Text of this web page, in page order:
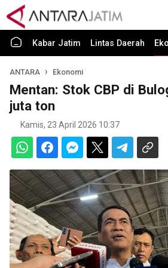
Kabar Jatim Lintas Daerah
ANTARA Ekonomi
Mentan: Stok CBP di
juta ton
Kamis, 23 April 2026 10:37